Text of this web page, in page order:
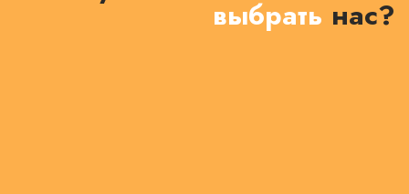
выбрать нас?